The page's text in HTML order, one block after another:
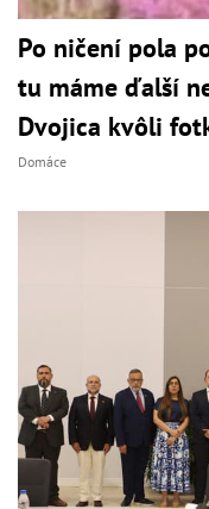
Po ničení pola
tu máme ďalší
Dvojica kvôli
Domáce